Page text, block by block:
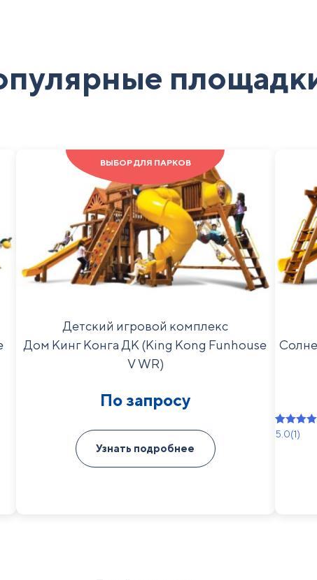
ВЫБОР ДЛЯ ПАРКОВ
Детский игровой комплекс
Дом Кинг Конга ДК (King Kong Funhouse
V WR)
По запросу
Узнать подробнее
Рейтинг
1
5.0(1)